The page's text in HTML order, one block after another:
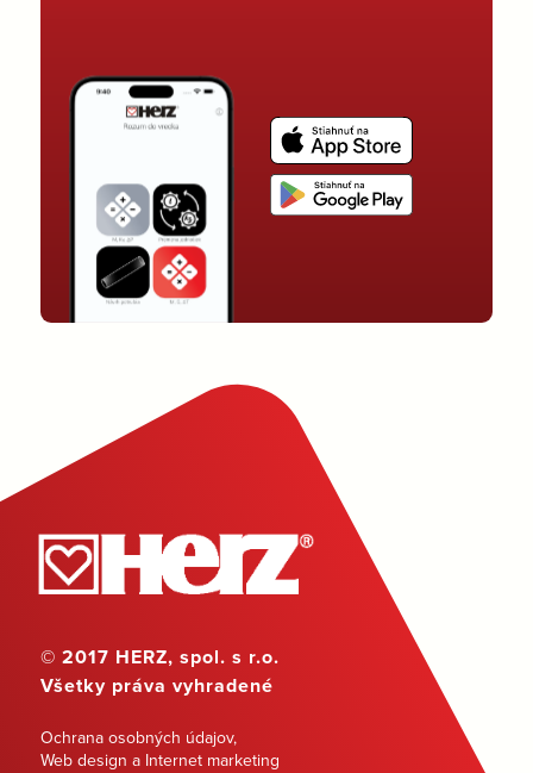
© 2017 HERZ, spol. s r.o.
Všetky práva vyhradené
Ochrana osobných údajov,
Web design a Internet marketing